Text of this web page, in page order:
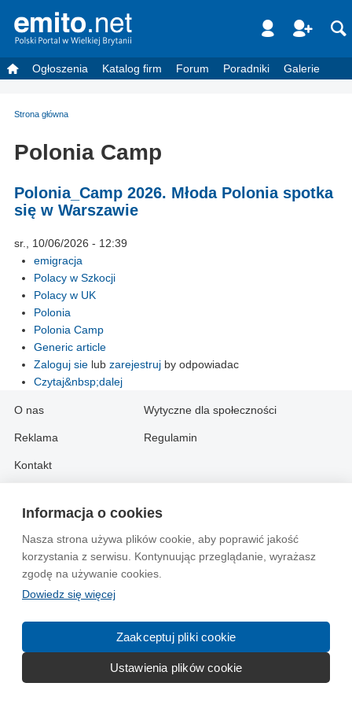
Informacja o cookies
Nasza strona używa plików cookie, aby poprawić jakość
korzystania z serwisu. Kontynuując przeglądanie, wyrażasz
zgodę na używanie cookies.
Dowiedz się więcej
Zaakceptuj pliki cookie
Ustawienia plików cookie
Ogłoszenia Katalog firm Forum Poradniki Galerie
Strona główna
Polonia Camp
Polonia_Camp 2026. Młoda Polonia spotka
się w Warszawie
sr., 10/06/2026 - 12:39
emigracja
Polacy w Szkocji
Polacy w UK
Polonia
Polonia Camp
Generic article
Zaloguj sie lub zarejestruj by odpowiadac
Czytaj&nbsp;dalej
O nas
Reklama
Kontakt
Wytyczne dla społeczności
Regulamin
Information in English:
About
Advertise
Contact